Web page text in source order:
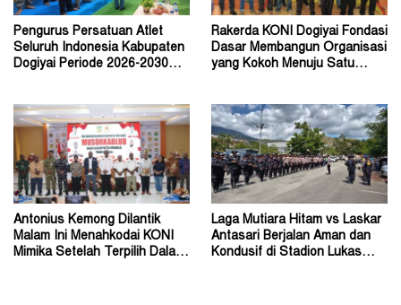
Pengurus Persatuan Atlet
Seluruh Indonesia Kabupaten
Dogiyai Periode 2026-2030
Rakerda KONI Dogiyai Fondasi
Dasar Membangun Organisasi
yang Kokoh Menuju Satu
Antonius Kemong Dilantik
Malam Ini Menahkodai KONI
Mimika Setelah Terpilih Dalam
Laga Mutiara Hitam vs Laskar
Antasari Berjalan Aman dan
Kondusif di Stadion Lukas